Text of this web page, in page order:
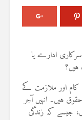
ادارے یا
ہیں؟
اور ملازمت کے
ہیں۔ انہیں آجر
جیسے کہ زندگی